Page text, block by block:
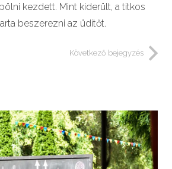
kezdett. Mint kiderült, a titkos
beszerezni az üdítőt.
Következő bejegyzés